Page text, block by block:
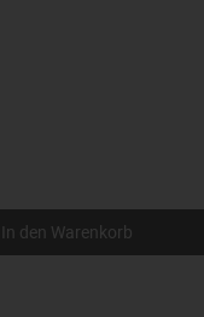
In den Warenkorb